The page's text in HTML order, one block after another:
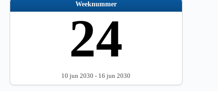
Weeknummer
24
10 jun 2030 - 16 jun 2030